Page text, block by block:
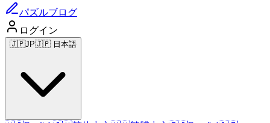
パズルブログ
ログイン
🇯🇵JP🇯🇵 日本語